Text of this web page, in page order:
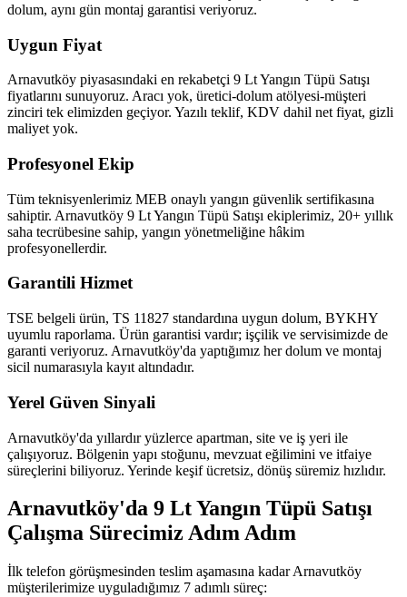
dolum, aynı gün montaj garantisi veriyoruz.
Uygun Fiyat
Arnavutköy piyasasındaki en rekabetçi 9 Lt Yangın Tüpü Satışı
fiyatlarını sunuyoruz. Aracı yok, üretici-dolum atölyesi-müşteri
zinciri tek elimizden geçiyor. Yazılı teklif, KDV dahil net fiyat, gizli
maliyet yok.
Profesyonel Ekip
Tüm teknisyenlerimiz MEB onaylı yangın güvenlik sertifikasına
sahiptir. Arnavutköy 9 Lt Yangın Tüpü Satışı ekiplerimiz, 20+ yıllık
saha tecrübesine sahip, yangın yönetmeliğine hâkim
profesyonellerdir.
Garantili Hizmet
TSE belgeli ürün, TS 11827 standardına uygun dolum, BYKHY
uyumlu raporlama. Ürün garantisi vardır; işçilik ve servisimizde de
garanti veriyoruz. Arnavutköy'da yaptığımız her dolum ve montaj
sicil numarasıyla kayıt altındadır.
Yerel Güven Sinyali
Arnavutköy'da yıllardır yüzlerce apartman, site ve iş yeri ile
çalışıyoruz. Bölgenin yapı stoğunu, mevzuat eğilimini ve itfaiye
süreçlerini biliyoruz. Yerinde keşif ücretsiz, dönüş süremiz hızlıdır.
Arnavutköy'da 9 Lt Yangın Tüpü Satışı
Çalışma Sürecimiz Adım Adım
İlk telefon görüşmesinden teslim aşamasına kadar Arnavutköy
müşterilerimize uyguladığımız 7 adımlı süreç: